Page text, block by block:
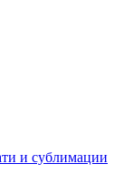
и сублимации